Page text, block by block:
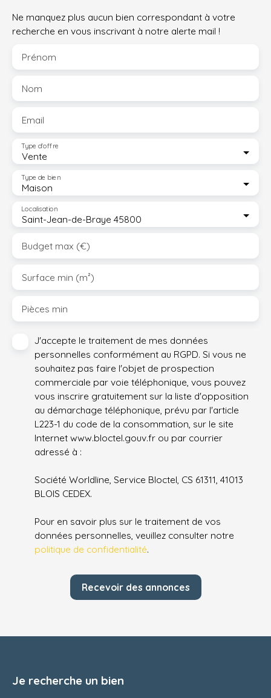
Ne manquez plus aucun bien correspondant à votre
recherche en vous inscrivant à notre alerte mail !
Prénom
Nom
Email
Vente
Type d'offre
Maison
Type de bien
Saint-Jean-de-Braye 45800
Localisation
Budget max (€)
Surface min (m²)
Pièces min
J'accepte le traitement de mes données
personnelles conformément au RGPD. Si vous ne
souhaitez pas faire l'objet de prospection
commerciale par voie téléphonique, vous pouvez
vous inscrire gratuitement sur la liste d'opposition
au démarchage téléphonique, prévu par l'article
L223-1 du code de la consommation, sur le site
Internet www.bloctel.gouv.fr ou par courrier
adressé à :
Société Worldline, Service Bloctel, CS 61311, 41013
BLOIS CEDEX.
Pour en savoir plus sur le traitement de vos
données personnelles, veuillez consulter notre
politique de confidentialité.
Recevoir des annonces
Je recherche un bien